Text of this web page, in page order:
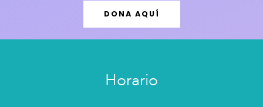
DONA AQUÍ
Horario